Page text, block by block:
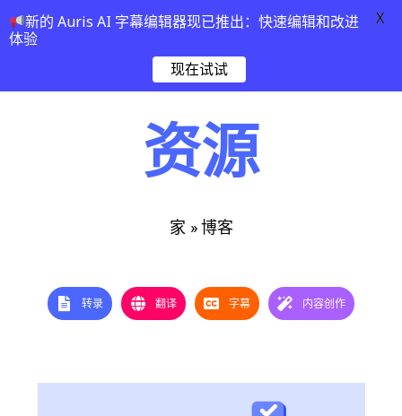
资源
家 » 博客
转录 翻译 字幕 内容创作
新的 Auris AI 字幕编辑器现已推出：快速编辑和改进
体验
现在试试
X